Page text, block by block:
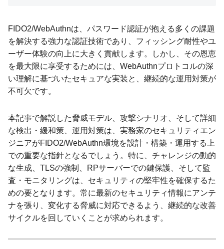
FIDO2/WebAuthnは、パスワード認証が抱える多くの課題
を解決する強力な認証技術であり、フィッシング耐性やユ
ーザー体験の向上に大きく貢献します。しかし、その恩恵
を最大限に享受するためには、WebAuthnプロトコルの深
い理解に基づいたセキュアな実装と、継続的な運用対策が
不可欠です。
本記事で解説した脅威モデル、攻撃シナリオ、そして詳細
な検出・緩和策、運用対策は、実務家のセキュリティエン
ジニアがFIDO2/WebAuthn環境を設計・構築・運用する上
での重要な指針となるでしょう。特に、チャレンジの動的
な生成、TLSの強制、RPサーバーでの鍵保護、そして監
査・モニタリングは、セキュリティの堅牢性を確保するた
めの要となります。常に最新のセキュリティ情報にアンテ
ナを張り、変化する脅威に対応できるよう、継続的な改善
サイクルを回していくことが求められます。